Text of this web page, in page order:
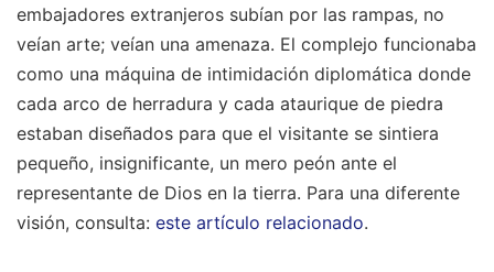
embajadores extranjeros subían por las rampas, no
veían arte; veían una amenaza. El complejo funcionaba
como una máquina de intimidación diplomática donde
cada arco de herradura y cada ataurique de piedra
estaban diseñados para que el visitante se sintiera
pequeño, insignificante, un mero peón ante el
representante de Dios en la tierra. Para una diferente
visión, consulta: este artículo relacionado.